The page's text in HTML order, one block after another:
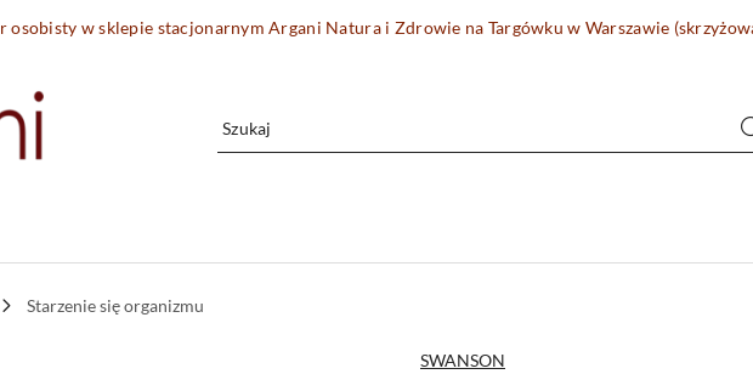
osobisty w sklepie stacjonarnym Argani Natura i Zdrowie na Targówku w Warszawie
Starzenie się organizmu
NAZWA
PRODUCENTA:
SWANSON